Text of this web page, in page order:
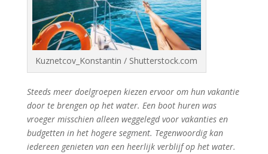
Kuznetcov_Konstantin / Shutterstock.com
Steeds meer doelgroepen kiezen ervoor om hun vakantie
door te brengen op het water. Een boot huren was
vroeger misschien alleen weggelegd voor vakanties en
budgetten in het hogere segment. Tegenwoordig kan
iedereen genieten van een heerlijk verblijf op het water.